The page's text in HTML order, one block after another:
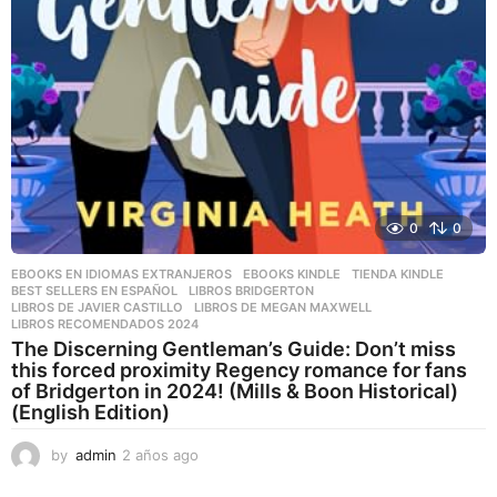
0 0
EBOOKS EN IDIOMAS EXTRANJEROS ,EBOOKS KINDLE ,TIENDA KINDLE
BEST SELLERS EN ESPAÑOL
,LIBROS BRIDGERTON
LIBROS DE JAVIER CASTILLO
,LIBROS DE MEGAN MAXWELL
LIBROS RECOMENDADOS 2024
The Discerning Gentleman’s Guide: Don’t miss
this forced proximity Regency romance for fans
of Bridgerton in 2024! (Mills & Boon Historical)
(English Edition)
by admin 2 años ago